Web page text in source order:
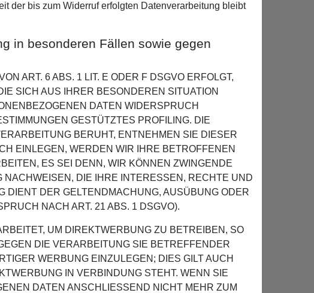
der bis zum Widerruf erfolgten Datenverarbeitung bleibt
in besonderen Fällen sowie gegen
ART. 6 ABS. 1 LIT. E ODER F DSGVO ERFOLGT,
SICH AUS IHRER BESONDEREN SITUATION
DATEN WIDERSPRUCH
GESTÜTZTES PROFILING. DIE
BERUHT, ENTNEHMEN SIE DIESER
EINLEGEN, WERDEN WIR IHRE BETROFFENEN
ES SEI DENN, WIR KÖNNEN ZWINGENDE
DIE IHRE INTERESSEN, RECHTE UND
DIENT DER GELTENDMACHUNG, AUSÜBUNG ODER
NACH ART. 21 ABS. 1 DSGVO).
UM DIREKTWERBUNG ZU BETREIBEN, SO
DIE VERARBEITUNG SIE BETREFFENDER
WERBUNG EINZULEGEN; DIES GILT AUCH
IN VERBINDUNG STEHT. WENN SIE
DATEN ANSCHLIESSEND NICHT MEHR ZUM